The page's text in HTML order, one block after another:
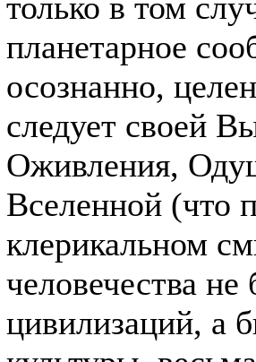
планетарное
осознанно,
следует своей
Оживления,
Вселенной (что
клерикальном
человечества
цивилизаций, а